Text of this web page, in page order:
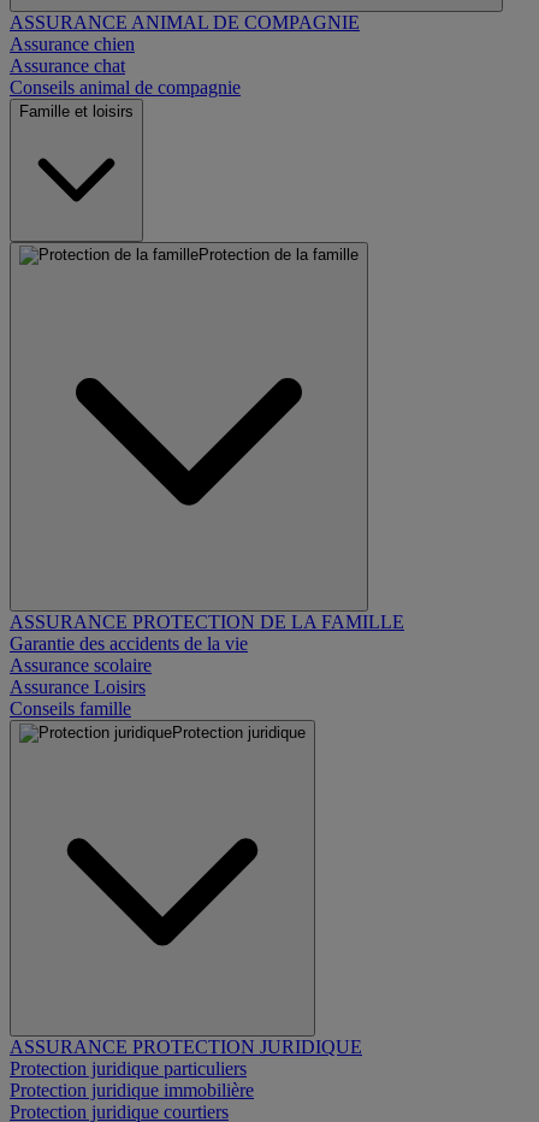
ASSURANCE ANIMAL DE COMPAGNIE
Assurance chien
Assurance chat
Conseils animal de compagnie
Famille et loisirs
Protection de la famille
ASSURANCE PROTECTION DE LA FAMILLE
Garantie des accidents de la vie
Assurance scolaire
Assurance Loisirs
Conseils famille
Protection juridique
ASSURANCE PROTECTION JURIDIQUE
Protection juridique particuliers
Protection juridique immobilière
Protection juridique courtiers